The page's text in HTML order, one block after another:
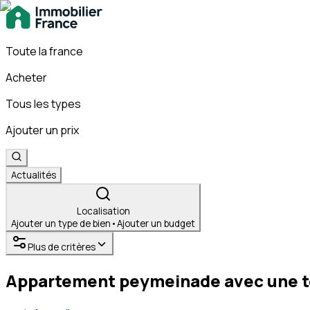
Toute la france
Acheter
Tous les types
Ajouter un prix
Actualités
Localisation
Ajouter un type de bien •Ajouter un budget
Plus de critères
Appartement peymeinade avec une